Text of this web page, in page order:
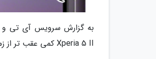
به گزارش سرویس آی تی و
Xperia 5 II کمی عقب تر از زمان بود و تا به حال به روزرسانی آگوست را اجرا می کرد.